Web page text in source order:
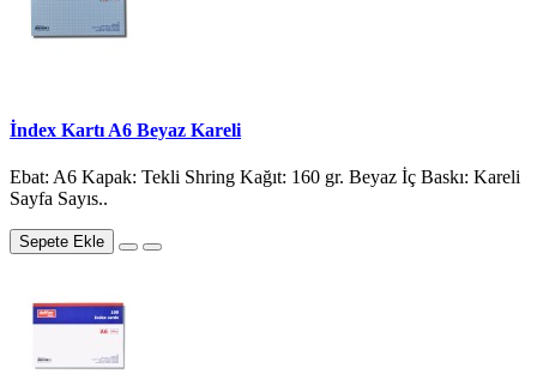
İndex Kartı A6 Beyaz Kareli
Ebat: A6 Kapak: Tekli Shring Kağıt: 160 gr. Beyaz İç Baskı: Kareli
Sayfa Sayıs..
Sepete Ekle